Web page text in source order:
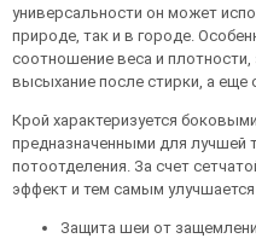
универсальности он может
природе, так и в городе.
соотношение веса и
высыхание после стирки, а еще
Крой характеризуется
предназначенными для лучшей
потоотделения. За счет
эффект и тем самым
Защита шеи от